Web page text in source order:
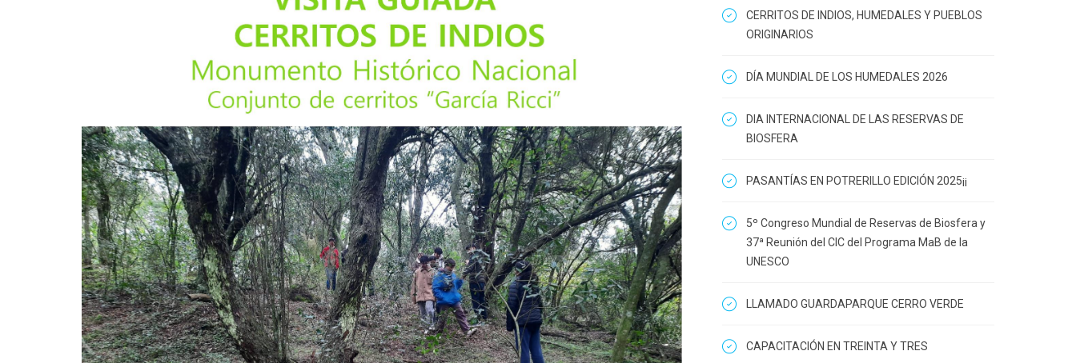
CERRITOS DE INDIOS, HUMEDALES Y PUEBLOS
ORIGINARIOS
DÍA MUNDIAL DE LOS HUMEDALES 2026
DIA INTERNACIONAL DE LAS RESERVAS DE
BIOSFERA
PASANTÍAS EN POTRERILLO EDICIÓN 2025¡¡
5º Congreso Mundial de Reservas de Biosfera y
37ª Reunión del CIC del Programa MaB de la
UNESCO
LLAMADO GUARDAPARQUE CERRO VERDE
CAPACITACIÓN EN TREINTA Y TRES